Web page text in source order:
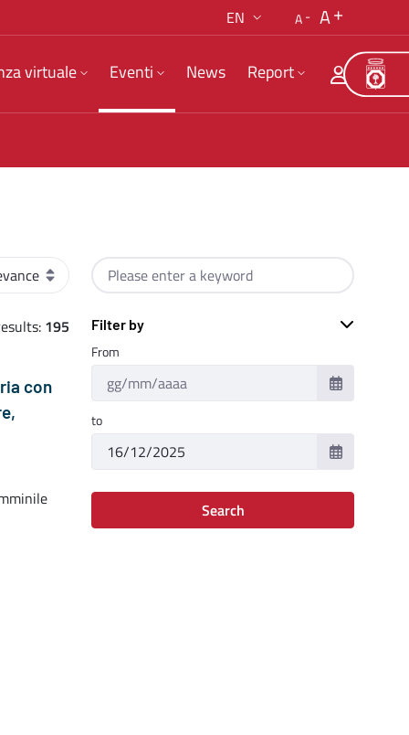
EN A A
virtuale Eventi News Report
195
con
Search by text
Filter by
From
to
Search